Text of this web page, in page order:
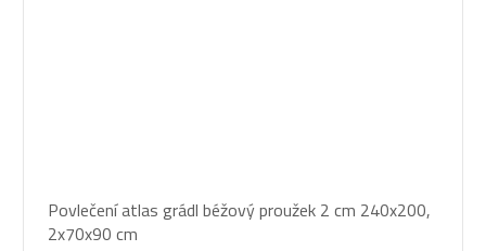
Povlečení atlas grádl béžový proužek 2 cm 240x200,
2x70x90 cm